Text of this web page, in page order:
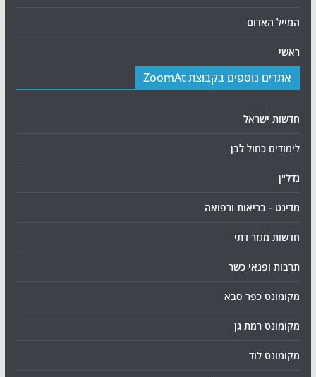
המייל האדום
ראשי
אתרים נוספים בקבוצת ZoomAt
חדשות ישראל
לימודים כחול לבן
נדל"ן
מדינט - בריאות ורפואה
חדשות מגזר דתי
תרבות ופנאי כשר
מקומונט כפר סבא
מקומונט רמת גן
מקומונט לוד